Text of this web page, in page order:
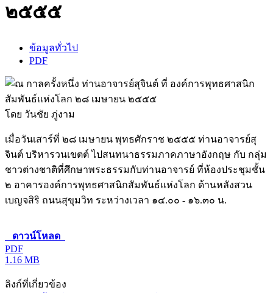
๒๕๕๕
ข้อมูลทั่วไป
PDF
โดย วันชัย ภู่งาม
เมื่อวันเสาร์ที่ ๒๘ เมษายน พุทธศักราช ๒๕๕๕ ท่านอาจารย์สุ
จินต์ บริหารวนเขตต์ ไปสนทนาธรรมภาคภาษาอังกฤษ กับ กลุ่ม
ชาวต่างชาติที่ศึกษาพระธรรมกับท่านอาจารย์ ที่ห้องประชุมชั้น
๒ อาคารองค์การพุทธศาสนิกสัมพันธ์แห่งโลก ด้านหลังสวน
เบญจสิริ ถนนสุขุมวิท ระหว่างเวลา ๑๔.๐๐ - ๑๖.๓๐ น.
ดาวน์โหลด
PDF
1.16 MB
ลิงก์ที่เกี่ยวข้อง